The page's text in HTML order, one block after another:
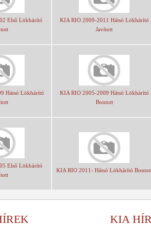
Első Lökhárító
KIA RIO 2009-2011 Hátsó Lökhárító
Javított
Hátsó Lökhárító
KIA RIO 2005-2009 Hátsó Lökhárító
Bontott
Első Lökhárító
KIA RIO 2011- Hátsó Lökhárító
KIA